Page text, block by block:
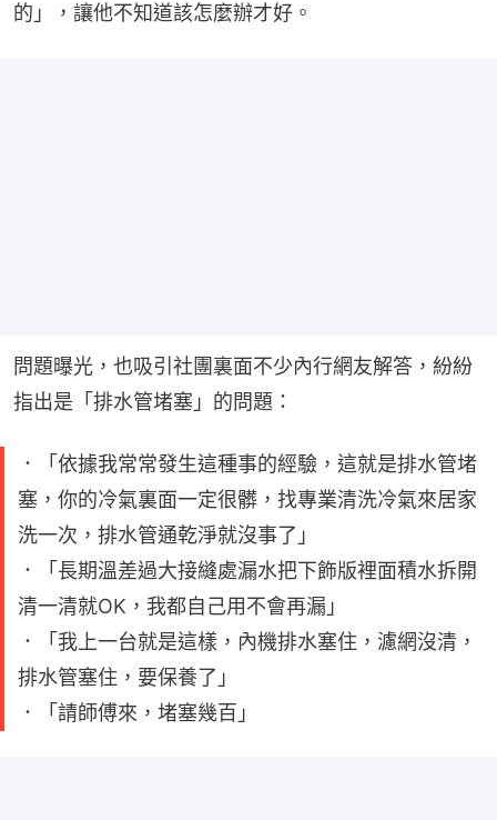
的」，讓他不知道該怎麼辦才好。
問題曝光，也吸引社團裏面不少內行網友解答，紛紛
指出是「排水管堵塞」的問題：
．「依據我常常發生這種事的經驗，這就是排水管堵
塞，你的冷氣裏面一定很髒，找專業清洗冷氣來居家
洗一次，排水管通乾淨就沒事了」
．「長期溫差過大接縫處漏水把下飾版裡面積水拆開
清一清就OK，我都自己用不會再漏」
．「我上一台就是這樣，內機排水塞住，濾網沒清，
排水管塞住，要保養了」
．「請師傅來，堵塞幾百」